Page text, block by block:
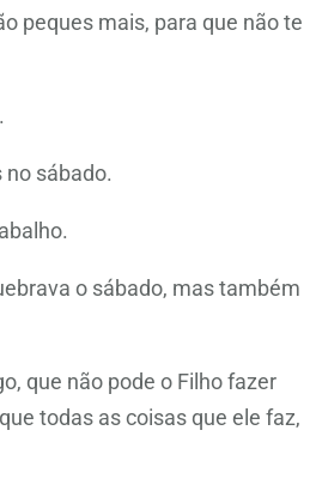
peques mais, para que não te
sábado.
o sábado, mas também
que não pode o Filho fazer
todas as coisas que ele faz,